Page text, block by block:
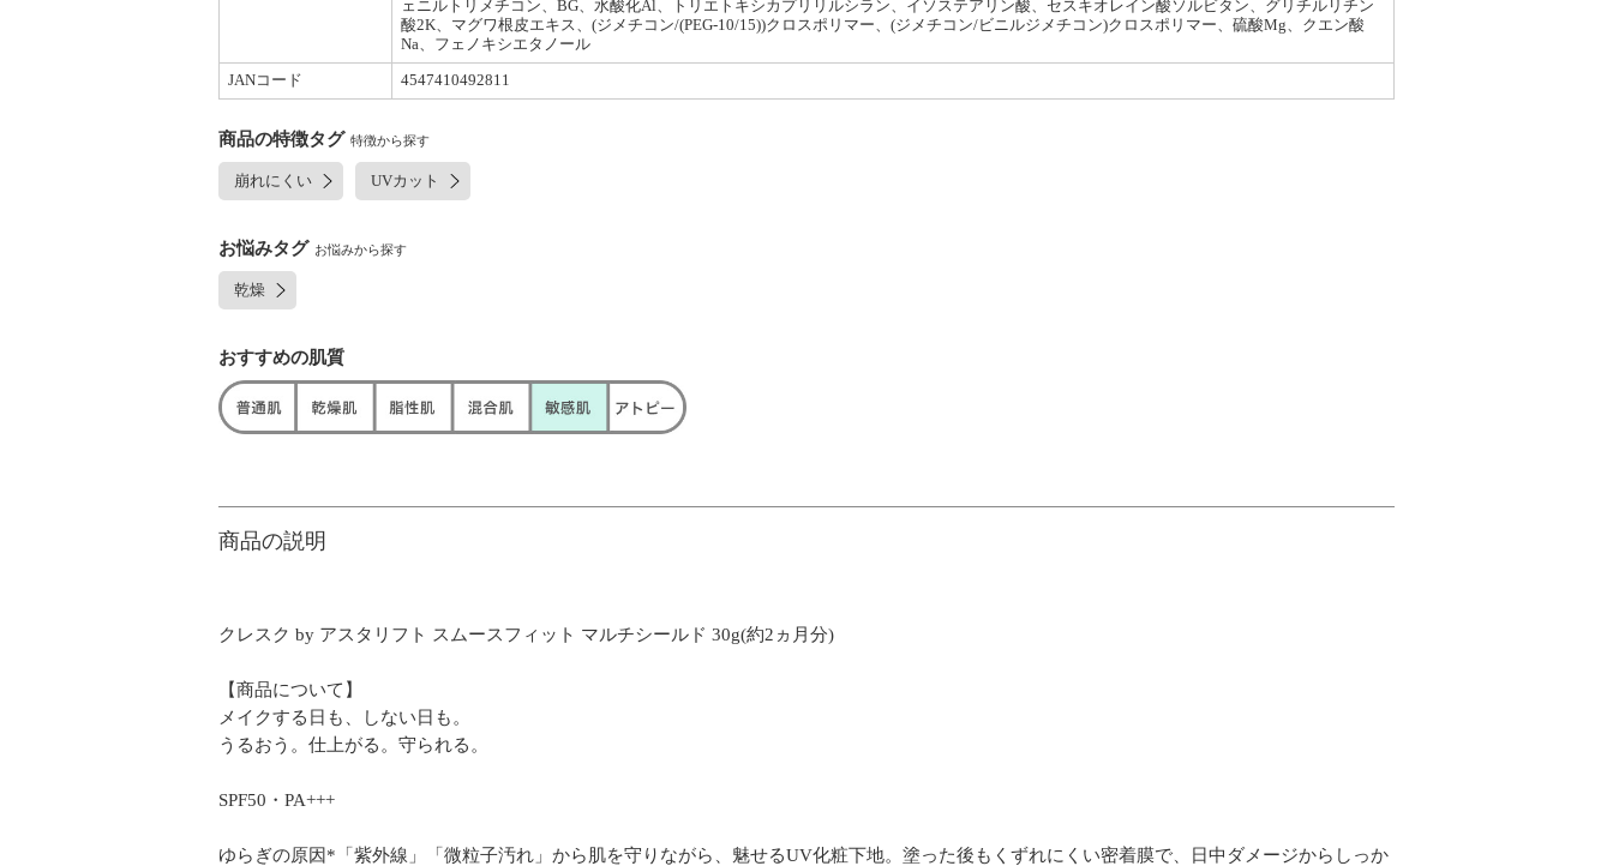
ェニルトリメチコン、BG、水酸化Al、トリエトキシカプリリルシラン、イソステアリン酸、セスキオレイン酸ソルビタン、グリチルリチン
酸2K、マグワ根皮エキス、(ジメチコン/(PEG-10/15))クロスポリマー、(ジメチコン/ビニルジメチコン)クロスポリマー、硫酸Mg、クエン酸
Na、フェノキシエタノール
JANコード
4547410492811
商品の特徴タグ 特徴から探す
崩れにくい UVカット
お悩みタグ お悩みから探す
乾燥
おすすめの肌質
商品の説明
クレスク by アスタリフト スムースフィット マルチシールド 30g(約2ヵ月分)
【商品について】
メイクする日も、しない日も。
うるおう。仕上がる。守られる。
SPF50・PA+++
ゆらぎの原因*「紫外線」「微粒子汚れ」から肌を守りながら、魅せるUV化粧下地。塗った後もくずれにくい密着膜で、日中ダメージからしっか